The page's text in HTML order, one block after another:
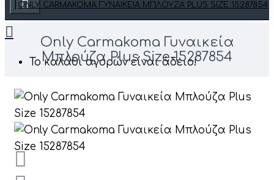
Το καλάθι αγορών είναι άδειο!
ONLY CARMAKOMA ΓΥΝΑΙΚΕΊΑ ΜΠΛΟΎΖΑ PLUS SIZE 15287854
Only Carmakoma Γυναικεία
Μπλούζα Plus Size 15287854